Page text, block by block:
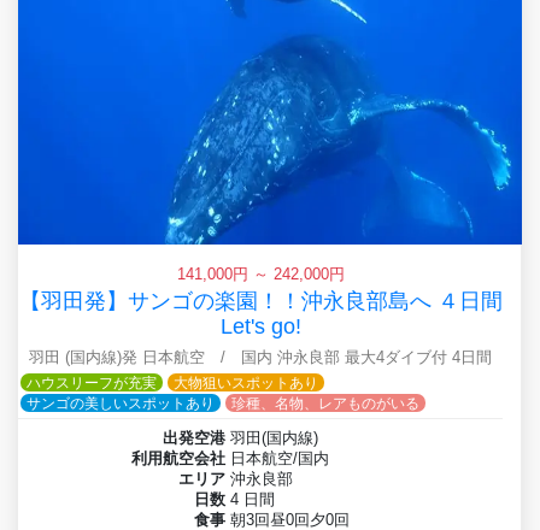
141,000円 ～ 242,000円
【羽田発】サンゴの楽園！！沖永良部島へ ４日間
Let's go!
羽田 (国内線)発 日本航空 / 国内 沖永良部 最大4ダイブ付 4日間
ハウスリーフが充実
大物狙いスポットあり
サンゴの美しいスポットあり
珍種、名物、レアものがいる
出発空港 羽田(国内線)
利用航空会社 日本航空/国内
エリア 沖永良部
日数 4 日間
食事 朝3回昼0回夕0回